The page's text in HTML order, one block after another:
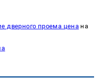
дверного проема цена на